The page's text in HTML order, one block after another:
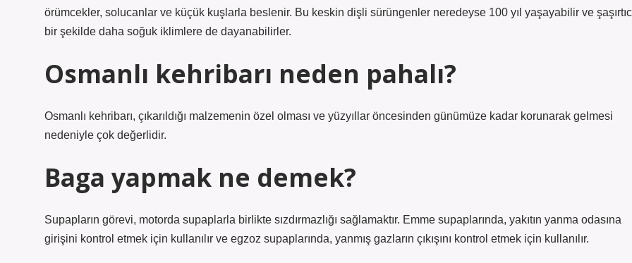
örümcekler, solucanlar ve küçük kuşlarla beslenir. Bu keskin dişli sürüngenler neredeyse 100 yıl yaşayabilir ve
bir şekilde daha soğuk iklimlere de dayanabilirler.
Osmanlı kehribarı neden pahalı?
Osmanlı kehribarı, çıkarıldığı malzemenin özel olması ve yüzyıllar öncesinden günümüze kadar korunarak gelmesi
nedeniyle çok değerlidir.
Baga yapmak ne demek?
Supapların görevi, motorda supaplarla birlikte sızdırmazlığı sağlamaktır. Emme supaplarında, yakıtın yanma odasına
girişini kontrol etmek için kullanılır ve egzoz supaplarında, yanmış gazların çıkışını kontrol etmek için kullanılır.